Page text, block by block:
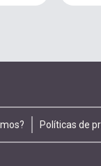
Políticas de